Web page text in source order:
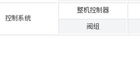
控制系统
整机控制器
阀组